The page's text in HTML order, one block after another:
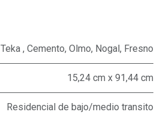
Teka , Cemento, Olmo, Nogal, Fresno
15,24 cm x 91,44 cm
Residencial de bajo/medio transito